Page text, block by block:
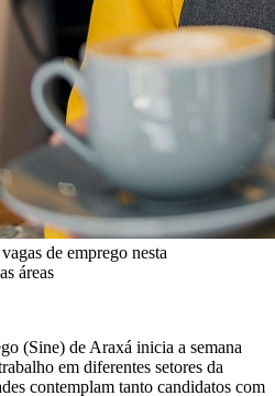
de emprego nesta
áreas
(Sine) de Araxá inicia a semana
em diferentes setores da
contemplam tanto candidatos com